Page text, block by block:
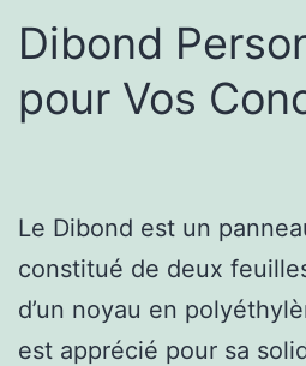
Dibond
pour Vos
Le Dibond est un
constitué de deux
d’un noyau en
est apprécié pour sa